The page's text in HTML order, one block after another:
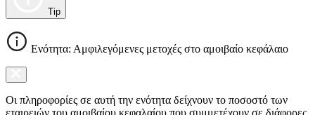
Tip
Ενότητα: Αμφιλεγόμενες μετοχές στο αμοιβαίο κεφάλαιο
Οι πληροφορίες σε αυτή την ενότητα δείχνουν το ποσοστό των
εταιρειών του αμοιβαίου κεφαλαίου που συμμετέχουν σε διάφορες